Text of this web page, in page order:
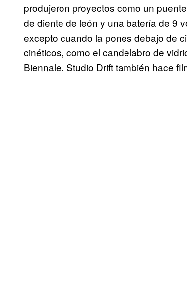
produjeron proyectos como un
de diente de león y una batería de 9
excepto cuando la pones debajo de
cinéticos, como el candelabro de
Biennale. Studio Drift también hace